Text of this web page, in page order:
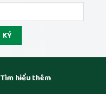
Tìm hiểu thêm